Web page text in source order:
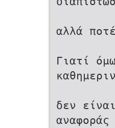
αλλά
Γιατί
δεν